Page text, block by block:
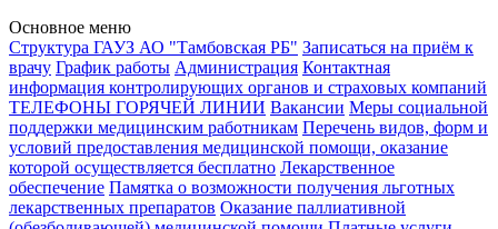
Основное меню
Структура ГАУЗ АО "Тамбовская РБ" Записаться на приём к
врачу График работы Администрация Контактная
информация контролирующих органов и страховых компаний
ТЕЛЕФОНЫ ГОРЯЧЕЙ ЛИНИИ Вакансии Меры социальной
поддержки медицинским работникам Перечень видов, форм и
условий предоставления медицинской помощи, оказание
которой осуществляется бесплатно Лекарственное
обеспечение Памятка о возможности получения льготных
лекарственных препаратов Оказание паллиативной